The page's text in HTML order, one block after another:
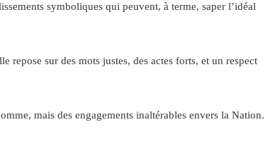
symboliques qui peuvent, à terme, saper l’idéal
repose sur des mots justes, des actes forts, et un respect
mais des engagements inaltérables envers la Nation.